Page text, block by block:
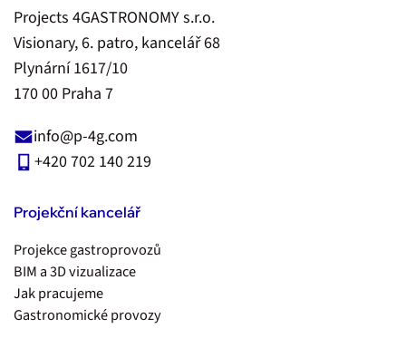
info@p-4g.com
+420 702 140 219
Projects 4GASTRONOMY s.r.o.
Visionary, 6. patro, kancelář 68
Plynární 1617/10
170 00 Praha 7
Projekční kancelář
Projekce gastroprovozů
BIM a 3D vizualizace
Jak pracujeme
Gastronomické provozy